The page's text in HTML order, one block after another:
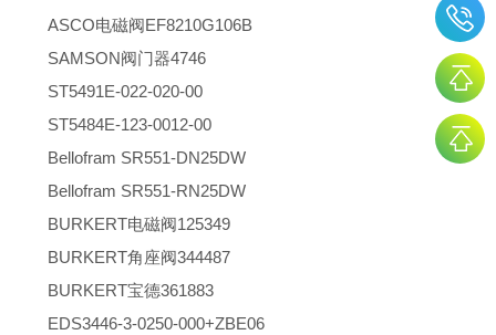
ASCO电磁阀EF8210G106B
SAMSON阀门器4746
ST5491E-022-020-00
ST5484E-123-0012-00
Bellofram SR551-DN25DW
Bellofram SR551-RN25DW
BURKERT电磁阀125349
BURKERT角座阀344487
BURKERT宝德361883
EDS3446-3-0250-000+ZBE06